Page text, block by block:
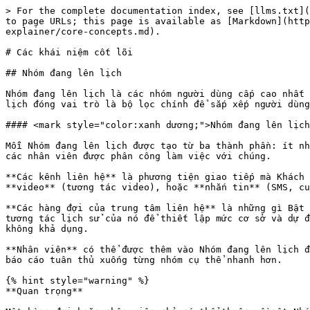
> For the complete documentation index, see [llms.txt](https://library.zoom.com/llms.txt). Markdown versions of documentation pages are available by appending `.md` to page URLs; this page is available as [Markdown](https://library.zoom.com/technical-library/vi/dich-vu-kinh-doanh/zoom-workforce-management/workforce-management-explainer/core-concepts.md).

# Các khái niệm cốt lõi

## Nhóm đang lên lịch

Nhóm đang lên lịch là các nhóm người dùng cấp cao nhất trong Zoom Quản lý nhân sự, đóng vai trò then chốt trong việc tổ chức, xem và quản lý người dùng. Nhóm đang lên lịch đóng vai trò là bộ lọc chính để sắp xếp người dùng trên toàn hệ thống, và là thành phần chính trong việc tạo lịch làm việc của nhân viên và tạo Dự báo.

#### <mark style="color:xanh dương;">Nhóm đang lên lịch bao gồm các nhân viên, hàng đợi và các kênh liên hệ liên quan</mark>

Mỗi Nhóm đang lên lịch được tạo từ ba thành phần: ít nhất một kênh liên hệ (như thoại, video hoặc nhắn tin), các hàng đợi của trung tâm liên hệ xử lý các kênh đó, và các nhân viên được phân công làm việc với chúng.

**Các kênh liên hệ** là phương tiện giao tiếp mà Khách hàng dùng để kết nối với một trung tâm liên hệ. Ví dụ về các kênh liên hệ bao gồm **thoại** (điện thoại), **video** (tương tác video), hoặc **nhắn tin** (SMS, cuộc trò chuyện trên web và cuộc trò chuyện trong ứng dụng như Facebook Messenger hoặc WhatsApp).

**Các hàng đợi của trung tâm liên hệ** là những gì Bật khả năng dự báo. Khi một hàng đợi được liên kết với một Nhóm đang lên lịch, Quản lý nhân sự sẽ lấy dữ liệu tương tác lịch sử của nó để thiết lập mức cơ sở và dự đoán khối lượng trong tương lai. Không có hàng đợi, nhóm vẫn có thể được lên lịch thủ công — chỉ là dự báo sẽ không khả dụng.

**Nhân viên** có thể được thêm vào Nhóm đang lên lịch để lên lịch hàng loạt và lọc. Việc liên kết nhân viên với một nhóm giúp việc xây dựng dự báo, tạo lịch và lọc báo cáo tuân thủ xuống từng nhóm cụ thể nhanh hơn.

{% hint style="warning" %}
**Quan trọng**

Một hàng đợi hoặc nhân viên chỉ có thể thuộc về một Nhóm đang lên lịch tại một thời điểm.
{% endhint %}

Đối với các tổ chức lớn hơn, Nhóm đang lên lịch có thể được lồng bên trong các nhóm tổ chức — một lớp phân cấp giúp đơn giản hóa việc quản lý quyền, lọc báo cáo và cấu hình dự báo trên nhiều nhóm.

## Hoạt động

Trong một trung tâm liên hệ, ca làm việc của một nhân viên thường được lên lịch sẵn với các nhiệm vụ hoặc trách nhiệm khác nhau, chẳng hạn như tham dự một cuộc họp nhóm, nghỉ trưa theo lịch hoặc làm việc ở một hàng đợi Hỗ trợ. Trong Quản lý nhân sự, các mục này được gọi là **Hoạt động**, và là các khối xây dựng của ca làm việc của nhân viên.

Các ví dụ về Hoạt động phổ biến bao gồm, nhưng không giới hạn ở:

| <ul><li>Hàng đợi Điện thoại</li><li>Hàng đợi cuộc trò chuyện</li><li>Hàng đợi nhắn tin</li><li>Cuộc họp</li></ul> | <ul><li>Nghỉ trưa</li><li>Nghỉ giải lao ngắn</li><li>Cuộc họp</li><li>Thời gian tập trung / Dự án</li></ul> |
| ----------------------------------------------------------------------------------------------------------------- | ----------------------------------------------------------------------------------------------------------- |

#### <mark style="color:xanh dương;">Quản lý nhân sự cung cấp sáu Loại Hoạt động độc đáo cho mục đích đang lên lịch và báo